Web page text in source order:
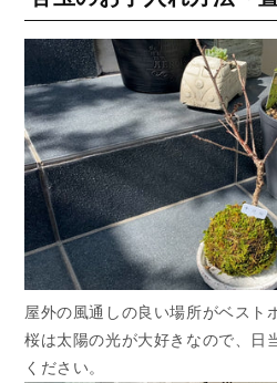
屋外の風通しの良い場所がベスト
桜は太陽の光が大好きなので、日
ください。